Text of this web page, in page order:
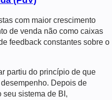
com maior crescimento
de venda não como caixas
feedback constantes sobre o
partiu do princípio de que
Depois de
seu sistema de BI,